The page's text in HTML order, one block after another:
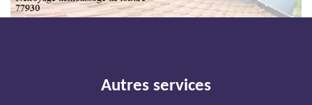
Autres services